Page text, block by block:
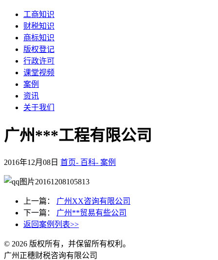
工商知识
财税知识
商标知识
版权登记
行政许可
课堂视频
案例
资讯
关于我们
广州***工程有限公司
2016年12月08日 首页- 百科- 案例
上一篇： 广州XX咨询有限公司
下一篇： 广州**贸易有些公司
返回案例列表>>
© 2026 版权所有，并保留所有权利。
广州正穗财税咨询有限公司